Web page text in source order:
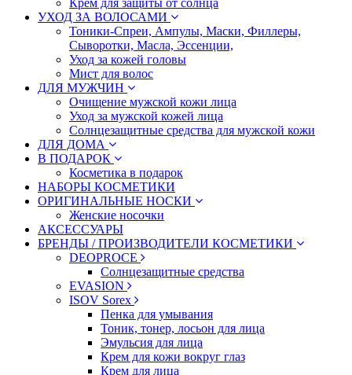
УХОД ЗА ВОЛОСАМИ
Тоники-Спреи, Ампулы, Маски, Филлеры,
Сыворотки, Масла, Эссенции,
Уход за кожей головы
Мист для волос
ДЛЯ МУЖЧИН
Очищение мужской кожи лица
Уход за мужской кожей лица
Солнцезащитные средства для мужской кожи
ДЛЯ ДОМА
В ПОДАРОК
Косметика в подарок
НАБОРЫ КОСМЕТИКИ
ОРИГИНАЛЬНЫЕ НОСКИ
Женские носочки
АКСЕССУАРЫ
БРЕНДЫ / ПРОИЗВОДИТЕЛИ КОСМЕТИКИ
DEOPROCE
Солнцезащитные средства
EVASION
ISOV Sorex
Пенка для умывания
Тоник, тонер, лосьон для лица
Эмульсия для лица
Крем для кожи вокруг глаз
Крем для лица